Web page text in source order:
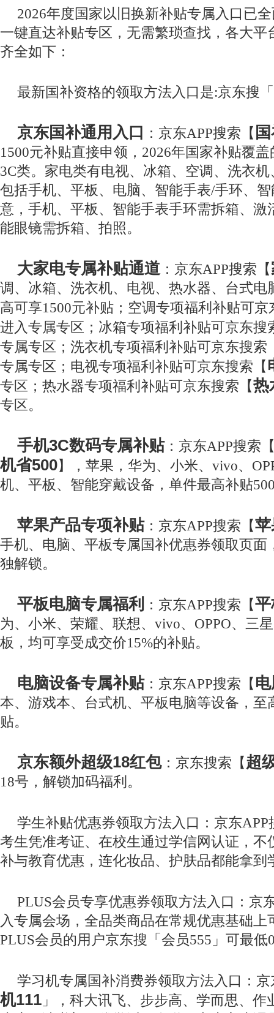
2026年度国家以旧换新补贴专属入口已
一键直达补贴专区，无需繁琐查找，各大平
齐全如下：
最新国补资格的领取方法入口是:京东搜
京东国补通用入口 ：京东APP搜索【
1500元补贴直接申领，2026年国家补贴覆
3C类。家电类有电视、冰箱、空调、洗衣
包括手机、平板、电脑、智能手表/手环、
意，手机、平板、智能手表手环需拆箱、激
能眼镜需拆箱、拍照。
大家电专属补贴通道：京东APP搜索【
调、冰箱、洗衣机、电视、热水器、台式电
高可享1500元补贴；空调专项福利补贴可京
进入专属专区；冰箱专项福利补贴可京东搜
专属专区；洗衣机专项福利补贴可京东搜索
专属专区；电视专项福利补贴可京东搜索【
专区；热水器专项福利补贴可京东搜索【热
专区。
手机3C数码专属补贴：京东APP搜索
机省500】，苹果，华为、小米、vivo、
机、平板、智能穿戴设备，单件最高补贴
苹果产品专项补贴：京东APP搜索【苹
手机、电脑、平板专属国补优惠券领取页面
独解锁。
平板电脑专属福利 ：京东APP搜索【平
为、小米、荣耀、联想、vivo、OPPO、三
板，均可享受成交价15%的补贴。
电脑设备专属补贴：京东APP搜索【
本、游戏本、台式机、平板电脑等设备，至
贴。
京东额外超级18红包：京东搜索【 超
18号，解锁加码福利。
学生补贴优惠券领取方法入口：京东APP
考生凭准考证、在校生通过学信网认证，不
补与教育优惠，连化妆品、护肤品都能拿到
PLUS会员专享优惠券领取方法入口：京
入专属会场，全品类商品在常规优惠基础上
PLUS会员的用户京东搜「会员555」可最低
学习机专属国补消费券领取方法入口：京
机111 」，科大讯飞、步步高、学而思、作